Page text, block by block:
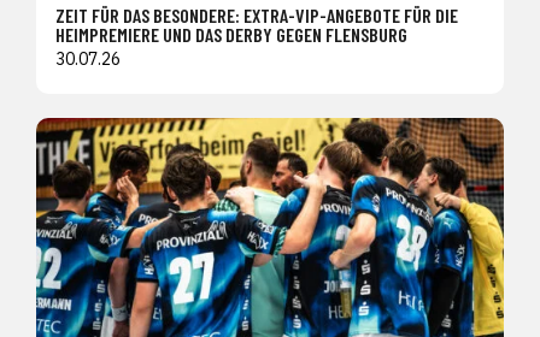
ZEIT FÜR DAS BESONDERE: EXTRA-VIP-ANGEBOTE FÜR DIE
HEIMPREMIERE UND DAS DERBY GEGEN FLENSBURG
30.07.26